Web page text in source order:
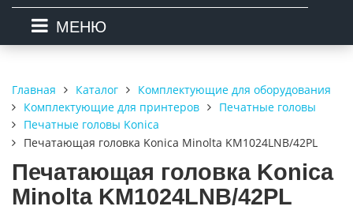
МЕНЮ
Главная Каталог
Комплектующие для оборудования
Комплектующие для принтеров
Печатные головы
Печатные головы Konica
Печатающая головка Konica Minolta KM1024LNB/42PL
Печатающая головка Konica
Minolta KM1024LNB/42PL